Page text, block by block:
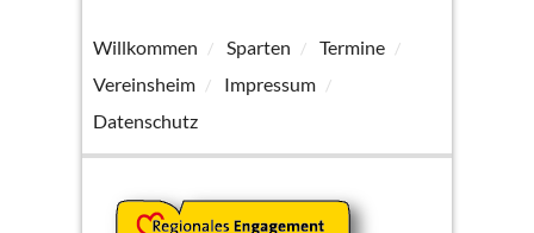
Willkommen Sparten
Termine
Vereinsheim
Impressum
Datenschutz